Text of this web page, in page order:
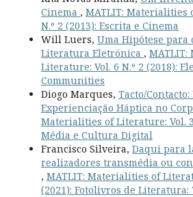
Cinema , MATLIT: Materialities
N.º 2 (2013): Escrita e Cinema
Will Luers, Uma Hipótese para
Literatura Eletrónica ,
Literature: Vol. 6 N.º 2 (2018):
Communities
Diogo Marques, Tacto/Contacto:
Experienciação Háptica no
Materialities of Literature: Vol. 3
Média e Cultura Digital
Francisco Silveira, Daqui para
realizadores transmédia ou
, MATLIT: Materialities of
(2021): Fotolivros de